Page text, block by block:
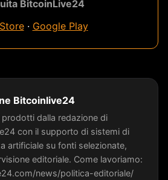
BitcoinLive24
· Google Play
Bitcoinlive24
prodotti dalla redazione di
con il supporto di sistemi di
artificiale su fonti selezionate,
editoriale. Come lavoriamo:
news/politica-editoriale/